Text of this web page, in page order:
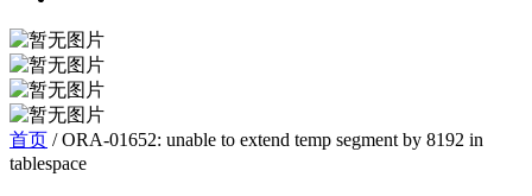
首页 /ORA-01652: unable to extend temp segment by 8192 in
tablespace